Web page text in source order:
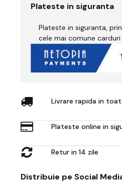
Plateste in siguranta
Plateste in siguranta,
cele mai comune
Livrare rapida in
Plateste online in
Retur in 14 zile
Distribuie pe Social